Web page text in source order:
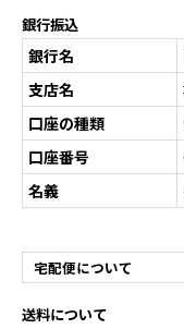
銀行振込
銀行名
支店名
口座の種類
口座番号
名義
宅配便について
送料について